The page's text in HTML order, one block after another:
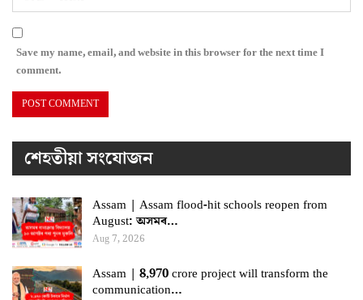
Save my name, email, and website in this browser for the next time I
comment.
শেহতীয়া সংযোজন
Assam | Assam flood-hit schools reopen from
August: অসমৰ…
Aug 7, 2026
Assam | 8,970 crore project will transform the
communication…